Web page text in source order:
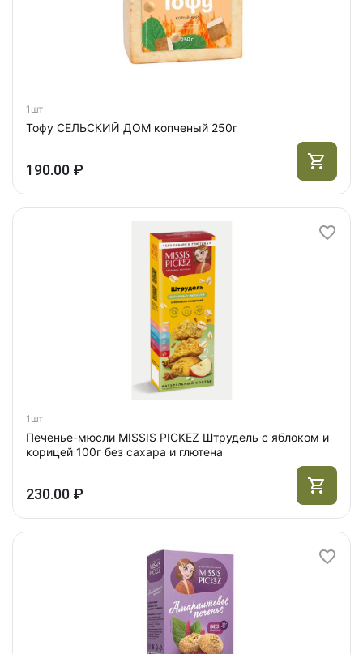
1шт
Тофу СЕЛЬСКИЙ ДОМ копченый 250г
190.00 ₽
1шт
Печенье-мюсли MISSIS PICKEZ Штрудель с яблоком и
корицей 100г без сахара и глютена
230.00 ₽